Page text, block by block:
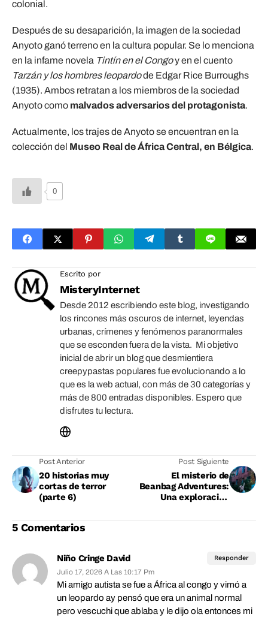
colonial.
Después de su desaparición, la imagen de la sociedad
Anyoto ganó terreno en la cultura popular. Se lo menciona
en la infame novela Tintín en el Congoy en el cuento
Tarzán y los hombres leopardode Edgar Rice Burroughs
(1935). Ambos retratan a los miembros de la sociedad
Anyoto como malvados adversarios del protagonista.
Actualmente, los trajes de Anyoto se encuentran en la
colección del Museo Real de África Central, en Bélgica.
0
Escrito por
MisteryInternet
Desde 2012 escribiendo este blog, investigando
los rincones más oscuros de internet, leyendas
urbanas, crímenes y fenómenos paranormales
que se esconden fuera de la vista. Mi objetivo
inicial de abrir un blog que desmientiera
creepypastas populares fue evolucionando a lo
que es la web actual, con más de 30 categorías y
más de 800 entradas disponibles. Espero que
disfrutes tu lectura.
Post Anterior
20 historias muy
cortas de terror
(parte 6)
Post Siguiente
El misterio de
Beanbag Adventures:
Una exploración
5 Comentarios
Niño Cringe David
Julio 17, 2026 A Las 10:17 Pm
Mi amigo autista se fue a África al congo y vimó a
un leopardo ay pensó que era un animal normal
pero vescuchi que ablaba y le dijo ola entonces mi
Responder